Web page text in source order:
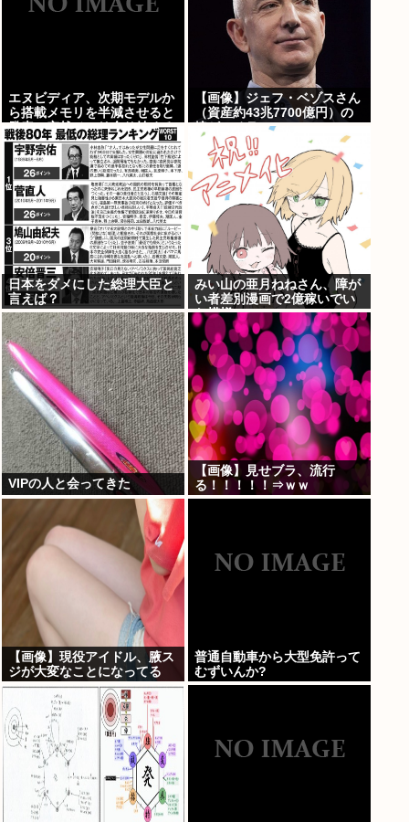
エヌビディア、次期モデルか
ら搭載メモリを半減させると
発表。突然メモリ余り始める
www
【画像】ジェフ・ベゾスさん
（資産約43兆7700億円）の
嫁がコチラwww
日本をダメにした総理大臣と
言えば？
みい山の亜月ねねさん、障が
い者差別漫画で2億稼いでい
た模様www
VIPの人と会ってきた
【画像】見せブラ、流行
る！！！！！⇒ｗｗ
【画像】現役アイドル、腋ス
ジが大変なことになってる
www
普通自動車から大型免許って
むずいんか?